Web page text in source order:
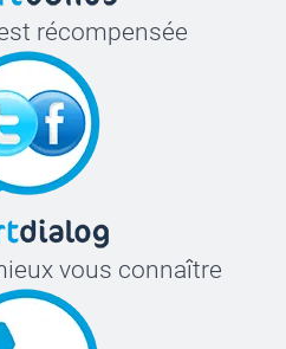
récompensée
vous connaître